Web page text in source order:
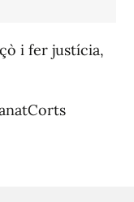
i fer justícia,